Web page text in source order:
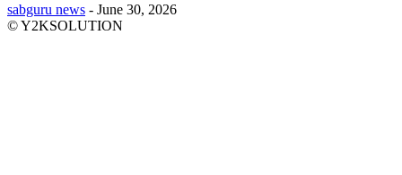
sabguru news - June 30, 2026
© Y2KSOLUTION